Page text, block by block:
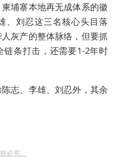
埔寨本地再无成体系的徽
、刘忍这三名核心头目落
灰产的整体脉络，但要抓
条打击，还需要1-2年时
陈志、李雄、刘忍外，其余
必究。